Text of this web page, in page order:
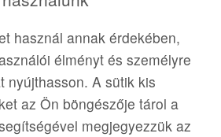
nightlight
Megnézemchevron_right
használ annak érdekében,
élményt és személyre
nyújthasson. A sütik kis
az Ön böngészője tárol a
megjegyezzük az